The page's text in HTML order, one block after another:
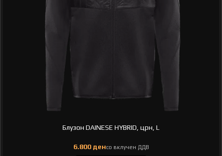
Блузон DAINESE HYBRID, црн, L